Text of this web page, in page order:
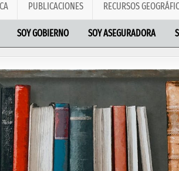
PUBLICACIONES RECURSOS
SOY GOBIERNO SOY ASEGURADORA